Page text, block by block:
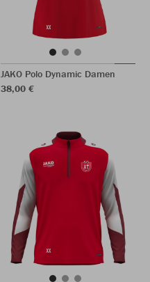
JAKO Polo Dynamic Damen
38,00 €